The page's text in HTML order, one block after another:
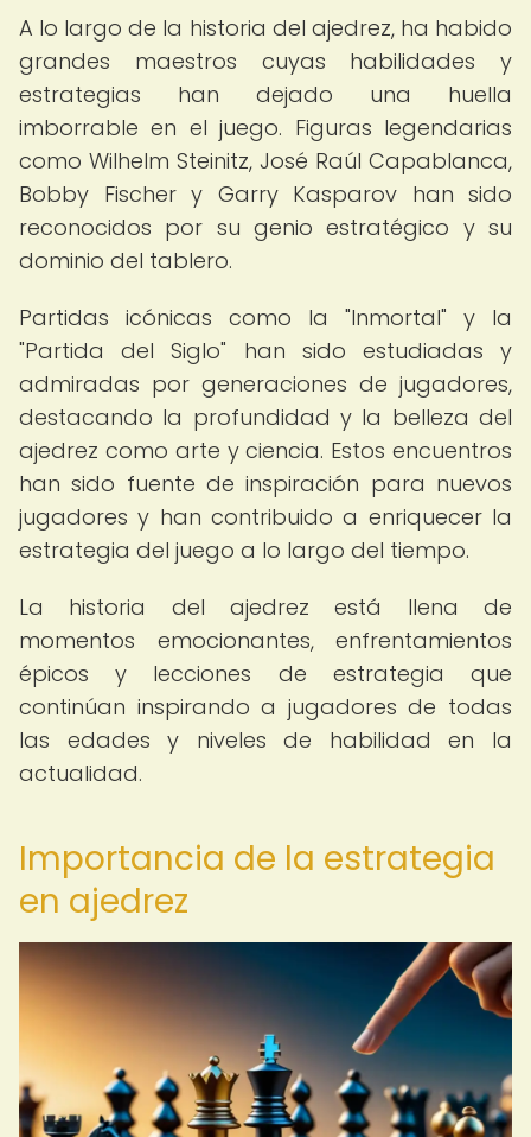
A lo largo de la historia del ajedrez, ha habido
grandes maestros cuyas habilidades y
estrategias han dejado una huella
imborrable en el juego. Figuras legendarias
como Wilhelm Steinitz, José Raúl Capablanca,
Bobby Fischer y Garry Kasparov han sido
reconocidos por su genio estratégico y su
dominio del tablero.
Partidas icónicas como la "Inmortal" y la
"Partida del Siglo" han sido estudiadas y
admiradas por generaciones de jugadores,
destacando la profundidad y la belleza del
ajedrez como arte y ciencia. Estos encuentros
han sido fuente de inspiración para nuevos
jugadores y han contribuido a enriquecer la
estrategia del juego a lo largo del tiempo.
La historia del ajedrez está llena de
momentos emocionantes, enfrentamientos
épicos y lecciones de estrategia que
continúan inspirando a jugadores de todas
las edades y niveles de habilidad en la
actualidad.
Importancia de la estrategia
en ajedrez